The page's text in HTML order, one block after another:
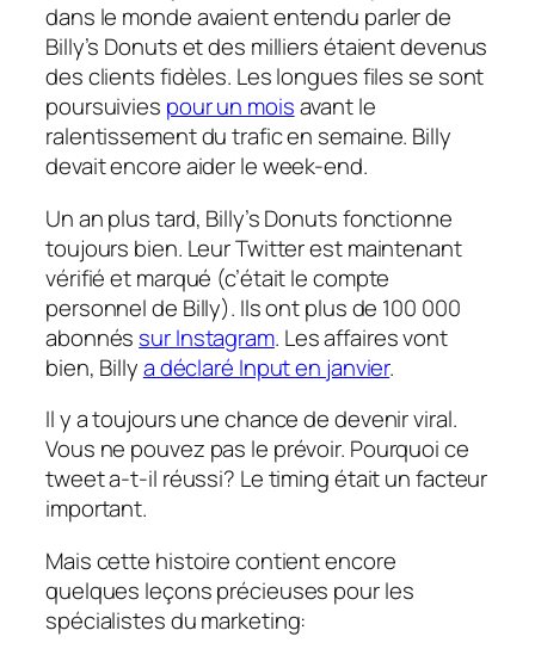
dans le monde avaient entendu parler de
Billy’s Donuts et des milliers étaient devenus
des clients fidèles. Les longues files se sont
poursuivies pour un moisavant le
ralentissement du trafic en semaine. Billy
devait encore aider le week-end.
Un an plus tard, Billy’s Donuts fonctionne
toujours bien. Leur Twitter est maintenant
vérifié et marqué (c’était le compte
personnel de Billy). Ils ont plus de 100 000
abonnés sur Instagram. Les affaires vont
bien, Billya déclaré Input en janvier.
Il y a toujours une chance de devenir viral.
Vous ne pouvez pas le prévoir. Pourquoi ce
tweet a-t-il réussi? Le timing était un facteur
important.
Mais cette histoire contient encore
quelques leçons précieuses pour les
spécialistes du marketing: